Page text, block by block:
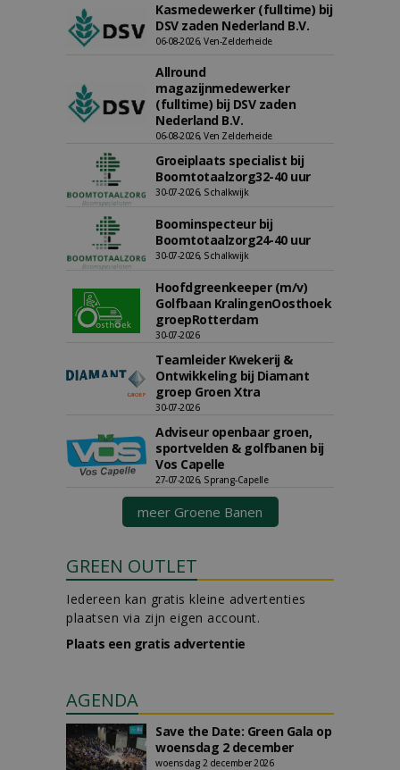
Kasmedewerker (fulltime) bij
DSV zaden Nederland B.V.
06-08-2026, Ven-Zelderheide
Allround
magazijnmedewerker
(fulltime) bij DSV zaden
Nederland B.V.
06-08-2026, Ven Zelderheide
Groeiplaats specialist bij
Boomtotaalzorg32-40 uur
30-07-2026, Schalkwijk
Boominspecteur bij
Boomtotaalzorg24-40 uur
30-07-2026, Schalkwijk
Hoofdgreenkeeper (m/v)
Golfbaan KralingenOosthoek
groepRotterdam
30-07-2026
Teamleider Kwekerij &
Ontwikkeling bij Diamant
groep Groen Xtra
30-07-2026
Adviseur openbaar groen,
sportvelden & golfbanen bij
Vos Capelle
27-07-2026, Sprang-Capelle
meer Groene Banen
GREEN OUTLET
Iedereen kan gratis kleine advertenties
plaatsen via zijn eigen account.
Plaats een gratis advertentie
AGENDA
Save the Date: Green Gala op
woensdag 2 december
woensdag 2 december 2026